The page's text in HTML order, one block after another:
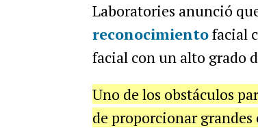
Laboratories anunció
reconocimientofacial
facial con un alto grado
Uno de los obstáculos
de proporcionar grandes